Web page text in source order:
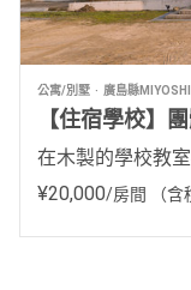
公寓/別墅 廣島縣MIYOSHI
【住宿學校】
在木製的學校教
¥20,000/房間 （含